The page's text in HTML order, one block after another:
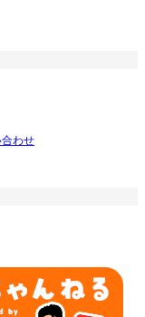
わせ